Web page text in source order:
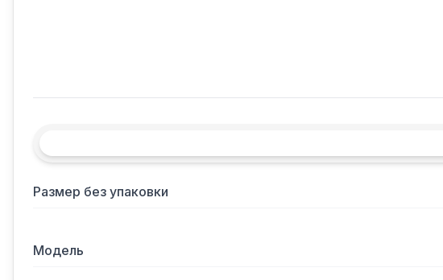
Размер без упаковки
Модель